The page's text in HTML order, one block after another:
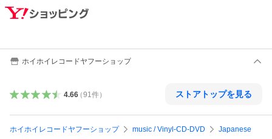
ホイホイレコードヤフーショップ
4.66（91件） ストアトップを見る
ホイホイレコードヤフーショップ music / Vinyl-CD-DVD Japanese